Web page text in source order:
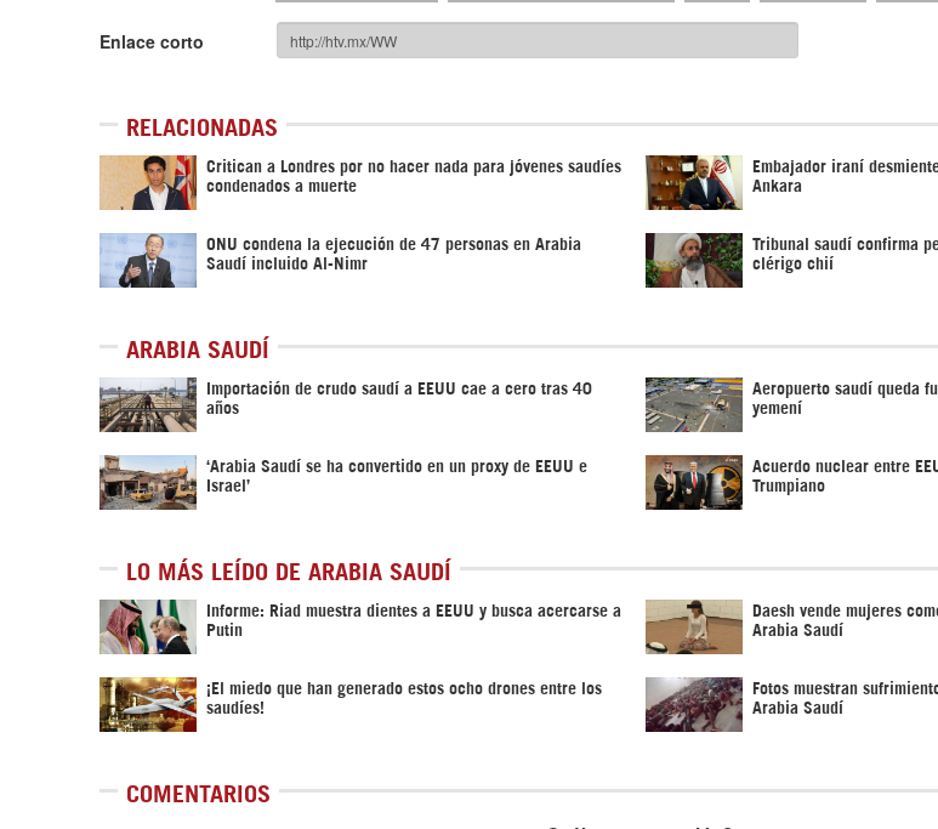
Enlace corto
RELACIONADAS
Critican a Londres por no hacer nada para jóvenes saudíes
condenados a muerte
Embajador iraní
Ankara
ONU condena la ejecución de 47 personas en Arabia
Saudí incluido Al-Nimr
Tribunal saudí confirma
clérigo chií
ARABIA SAUDÍ
Importación de crudo saudí a EEUU cae a cero tras 40
años
Aeropuerto saudí queda
yemení
‘Arabia Saudí se ha convertido en un proxy de EEUU e
Israel’
Acuerdo nuclear entre
Trumpiano
LO MÁS LEÍDO DE ARABIA SAUDÍ
Informe: Riad muestra dientes a EEUU y busca acercarse a
Putin
Daesh vende mujeres
Arabia Saudí
¡El miedo que han generado estos ocho drones entre los
saudíes!
Fotos muestran
Arabia Saudí
COMENTARIOS